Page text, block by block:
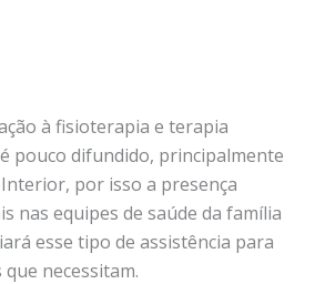
à fisioterapia e terapia
pouco difundido, principalmente
por isso a presença
nas equipes de saúde da família
esse tipo de assistência para
necessitam.